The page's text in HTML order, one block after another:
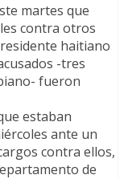
martes que
contra otros
haitiano
-tres
fueron
estaban
ante un
contra ellos,
de